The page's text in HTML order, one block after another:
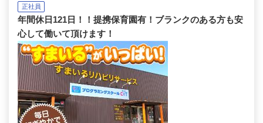
正社員
年間休日121日！！提携保育園有！ブランクのある方も安
心して働いて頂けます！